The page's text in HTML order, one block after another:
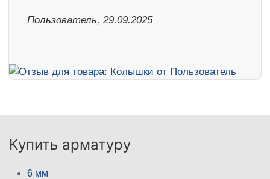
Пользователь, 29.09.2025
Купить арматуру
6 мм